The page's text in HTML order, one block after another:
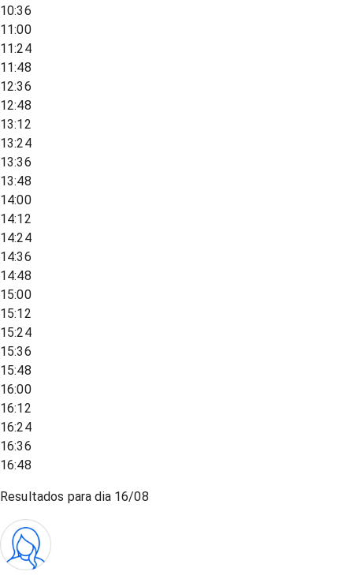
10:36
11:00
11:24
11:48
12:36
12:48
13:12
13:24
13:36
13:48
14:00
14:12
14:24
14:36
14:48
15:00
15:12
15:24
15:36
15:48
16:00
16:12
16:24
16:36
16:48
Resultados para dia 16/08